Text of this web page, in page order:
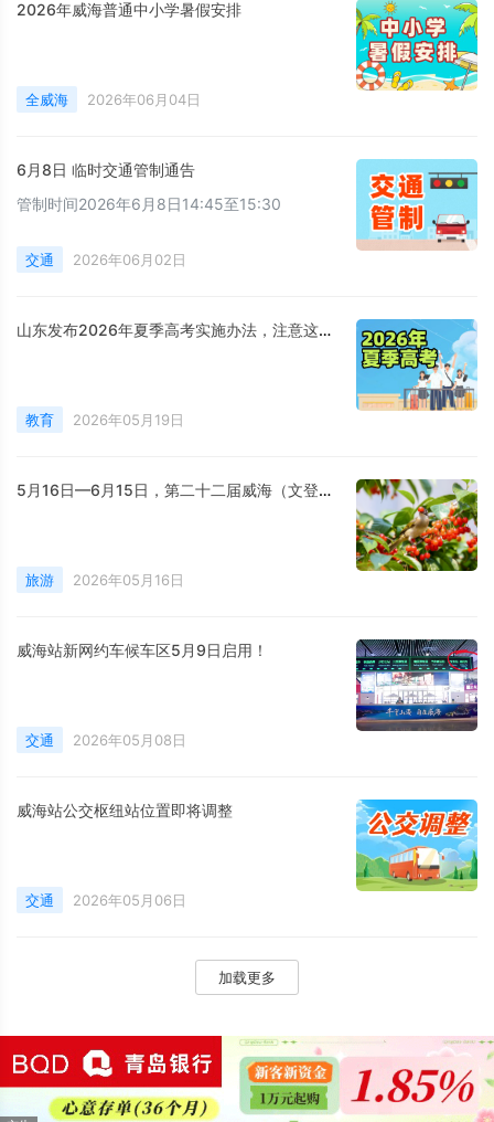
2026年威海普通中小学暑假安排
全威海 2026年06月04日
6月8日 临时交通管制通告
管制时间2026年6月8日14:45至15:30
交通 2026年06月02日
山东发布2026年夏季高考实施办法，注意这些新变化！
教育 2026年05月19日
5月16日—6月15日，第二十二届威海（文登）昆嵛山樱桃采摘季启幕
旅游 2026年05月16日
威海站新网约车候车区5月9日启用！
交通 2026年05月08日
威海站公交枢纽站位置即将调整
交通 2026年05月06日
加载更多